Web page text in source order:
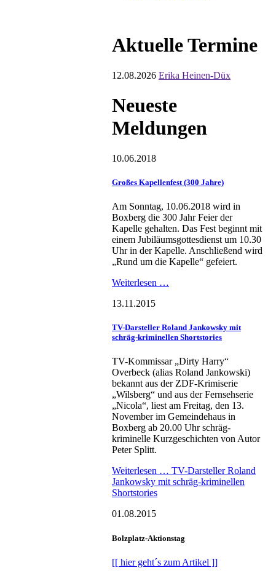
Aktuelle Termine
12.08.2026 Erika Heinen-Düx
Neueste
Meldungen
10.06.2018
Großes Kapellenfest (300 Jahre)
Am Sonntag, 10.06.2018 wird in
Boxberg die 300 Jahr Feier der
Kapelle gehalten. Das Fest beginnt mit
einem Jubiläumsgottesdienst um 10.30
Uhr in der Kapelle. Anschließend wird
„Rund um die Kapelle“ gefeiert.
Weiterlesen …
13.11.2015
TV-Darsteller Roland Jankowsky mit
schräg-kriminellen Shortstories
TV-Kommissar „Dirty Harry“
Overbeck (alias Roland Jankowski)
bekannt aus der ZDF-Krimiserie
„Wilsberg“ und aus der Fernsehserie
„Nicola“, liest am Freitag, den 13.
November im Gemeindehaus in
Boxberg ab 20.00 Uhr schräg-
kriminelle Kurzgeschichten von Autor
Peter Splitt.
Weiterlesen … TV-Darsteller Roland
Jankowsky mit schräg-kriminellen
Shortstories
01.08.2015
Bolzplatz-Aktionstag
[[ hier geht´s zum Artikel ]]